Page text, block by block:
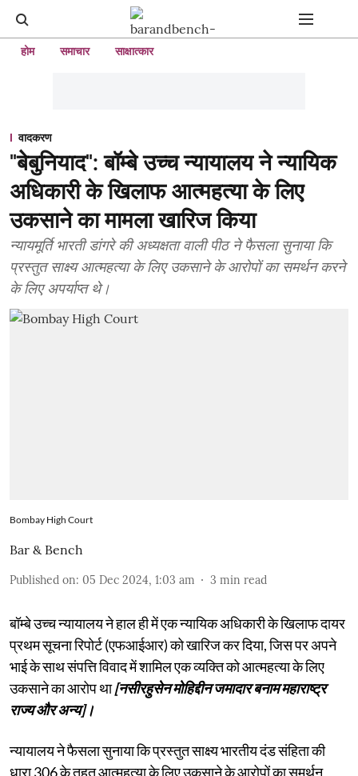
होम समाचार साक्षात्कार
वादकरण
"बेबुनियाद": बॉम्बे उच्च न्यायालय ने न्यायिक
अधिकारी के खिलाफ आत्महत्या के लिए
उकसाने का मामला खारिज किया
न्यायमूर्ति भारती डांगरे की अध्यक्षता वाली पीठ ने फैसला सुनाया कि
प्रस्तुत साक्ष्य आत्महत्या के लिए उकसाने के आरोपों का समर्थन करने
के लिए अपर्याप्त थे।
Bombay High Court
Bar & Bench
Published on: 05 Dec 2024, 1:03 am 3 min read
बॉम्बे उच्च न्यायालय ने हाल ही में एक न्यायिक अधिकारी के खिलाफ दायर
प्रथम सूचना रिपोर्ट (एफआईआर) को खारिज कर दिया, जिस पर अपने
भाई के साथ संपत्ति विवाद में शामिल एक व्यक्ति को आत्महत्या के लिए
उकसाने का आरोप था[नसीरहुसेन मोहिद्दीन जमादार बनाम महाराष्ट्र
राज्य और अन्य]।
न्यायालय ने फैसला सुनाया कि प्रस्तुत साक्ष्य भारतीय दंड संहिता की
धारा 306 के तहत आत्महत्या के लिए उकसाने के आरोपों का समर्थन